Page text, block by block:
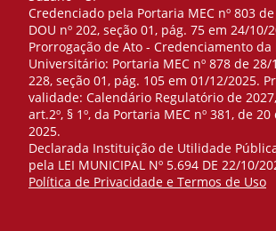
Credenciado pela Portaria MEC nº 803
DOU nº 202, seção 01, pág. 75 em 24/10/
Prorrogação de Ato - Credenciamento da
Universitário: Portaria MEC nº 878 de 28/
228, seção 01, pág. 105 em 01/12/2025.
validade: Calendário Regulatório de
art.2º, § 1º, da Portaria MEC nº 381, de
2025.
Declarada Instituição de Utilidade
pela LEI MUNICIPAL Nº 5.694 DE 22/10/
Política de Privacidade e Termos de Uso